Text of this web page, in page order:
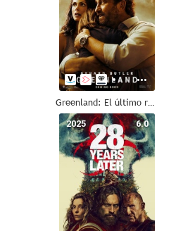
Greenland: El último refugio
6.0
2025